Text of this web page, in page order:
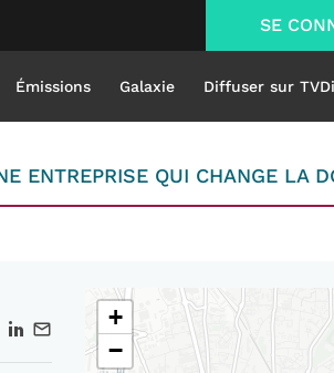
SE
Émissions Galaxie Diffuser sur
ENTREPRISE QUI CHANGE LA
+
−